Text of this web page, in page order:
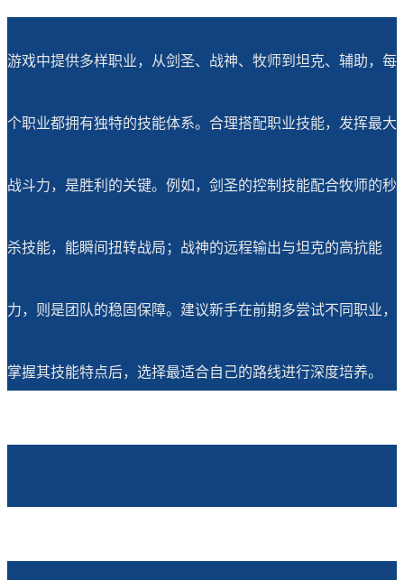
游戏中提供多样职业，从剑圣、战神、牧师到坦克、辅助，每
个职业都拥有独特的技能体系。合理搭配职业技能，发挥最大
战斗力，是胜利的关键。例如，剑圣的控制技能配合牧师的秒
杀技能，能瞬间扭转战局；战神的远程输出与坦克的高抗能
力，则是团队的稳固保障。建议新手在前期多尝试不同职业，
掌握其技能特点后，选择最适合自己的路线进行深度培养。